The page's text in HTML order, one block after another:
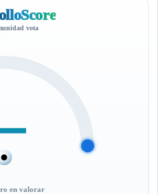
vota
en valorar